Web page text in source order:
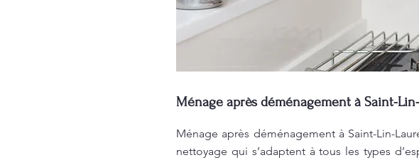
Ménage après déménagement à Saint-
Ménage après déménagement à Saint-Lin-
nettoyage qui s’adaptent à tous les types